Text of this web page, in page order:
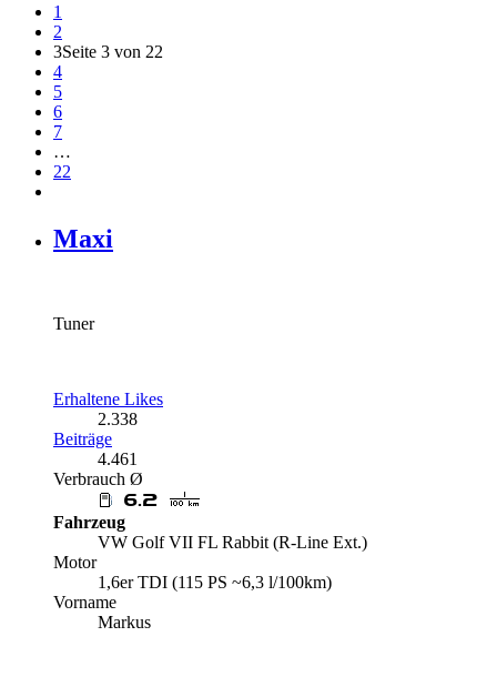
1
2
3Seite 3 von 22
4
5
6
7
…
22
Maxi
Tuner
Erhaltene Likes
2.338
Beiträge
4.461
Verbrauch Ø
Fahrzeug
VW Golf VII FL Rabbit (R-Line Ext.)
Motor
1,6er TDI (115 PS ~6,3 l/100km)
Vorname
Markus